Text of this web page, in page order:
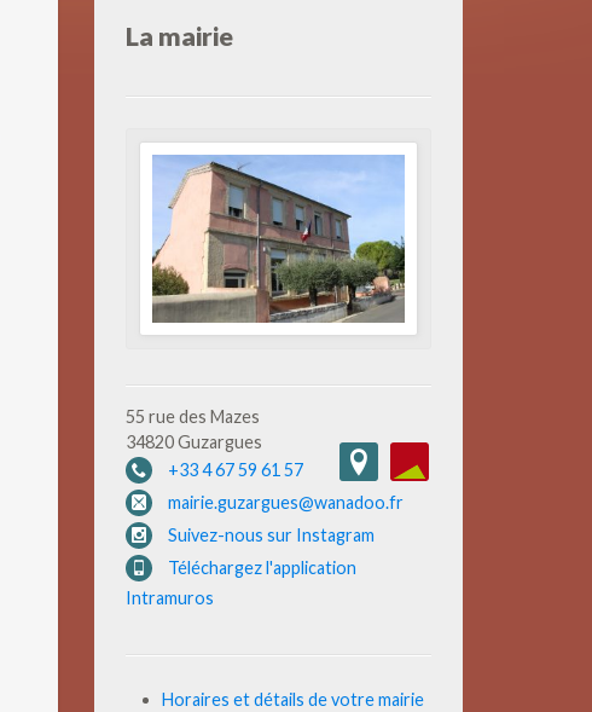
La mairie
55 rue des Mazes
34820 Guzargues
+33 4 67 59 61 57
mairie.guzargues@wanadoo.fr
Suivez-nous sur Instagram
Téléchargez l'application
Intramuros
Horaires et détails de votre mairie